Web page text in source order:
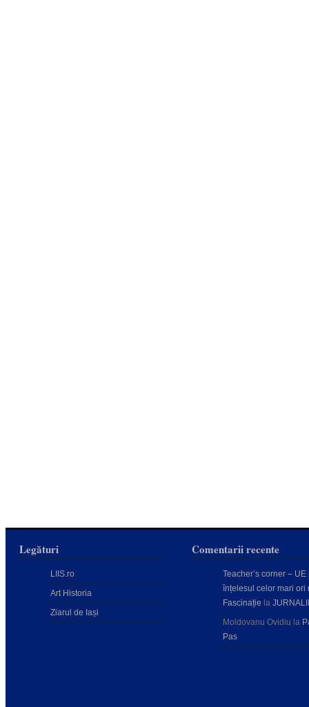
Legături
LIIS.ro
Art Historia
Ziarul de Iași
Comentarii recente
Teacher’s corner – UE
înțelesul celor mari ori
Fascinație la
Moldovanu Ovidiu la
Pas